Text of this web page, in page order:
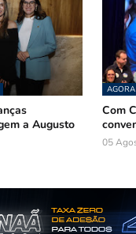
a Augusto
Com
05